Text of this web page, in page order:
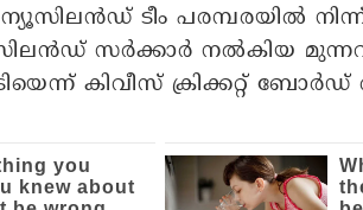
ടീം പരമ്പരയില്‍
സര്‍ക്കാര്‍ നല്‍കിയ
കിവീസ് ക്രിക്കറ്റ് ബോര്‍ഡ്